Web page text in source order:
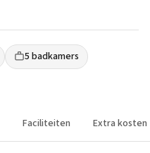
5 badkamers
Faciliteiten Extra kosten